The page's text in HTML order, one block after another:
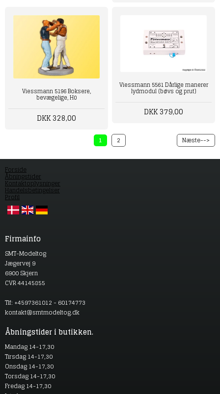
Viessmann 5196 Boksere,
bevægelige, H0
DKK 328,00
Viessmann 5561 Dårlige manerer
lydmodul (bøvs og prut)
DKK 379,00
1 2 Næste-->
Forside
Åbningstider
Kontaktoplysninger
Handelsbetingelser
Profil
Firmainfo
SMT-Modeltog
Jægervej 9
6900 Skjern
CVR 44145855
Tlf: +4597361012 - 60174773
kontakt@smtmodeltog.dk
Åbningstider i butikken.
Mandag 14-17,30
Tirsdag 14-17,30
Onsdag 14-17,30
Torsdag 14-17,30
Fredag 14-17,30